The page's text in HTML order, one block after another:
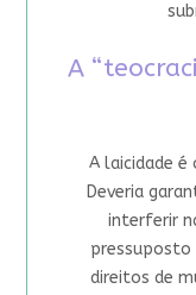
A
A laicidade é
Deveria
interferir
pressuposto
direitos de